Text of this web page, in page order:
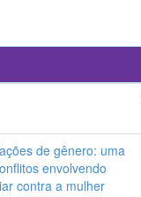
de gênero: uma
envolvendo
contra a mulher